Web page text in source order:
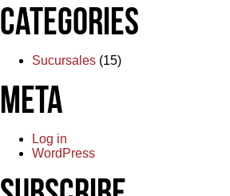
Categories
Sucursales (15)
Meta
Log in
WordPress